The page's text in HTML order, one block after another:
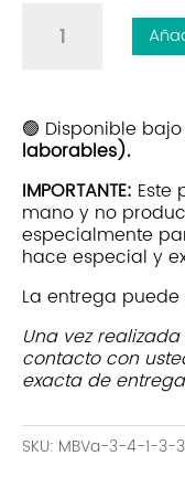
Mabel
Tierra
cantidad
🟢 Disponible
laborables).
IMPORTANTE: Este
mano y no
especialmente
hace especial y
La entrega
Una vez
contacto con
exacta de
SKU: MBVa-3-4-1-3-3